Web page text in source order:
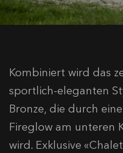
Kombiniert wird das
sportlich-eleganten
Bronze, die durch
Fireglow am unteren
wird. Exklusive